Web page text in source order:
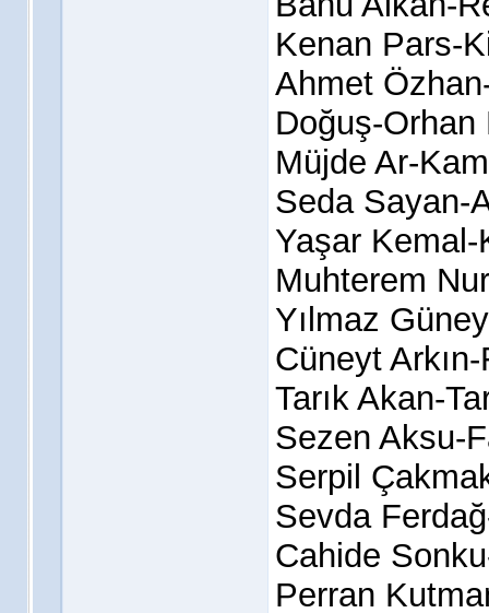
Kenan Pars-
Ahmet
Doğuş-Orhan
Müjde Ar-
Seda Sayan-
Yaşar Kemal-
Muhterem
Yılmaz
Cüneyt
Tarık Akan-
Sezen Aksu-
Serpil
Sevda
Cahide
Perran